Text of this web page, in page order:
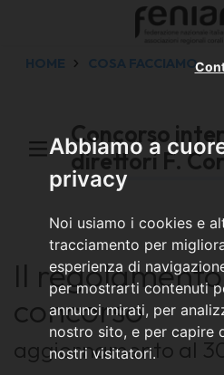
Abbiamo a
privacy
Noi usiamo i cookies e
tracciamento per
esperienza di
per mostrarti contenuti
annunci mirati, per
nostro sito, e per capire
nostri visitatori.
HOME COSA FACCIAMO
Concorso
direttori F.
Il
concorso
aggiornamento al